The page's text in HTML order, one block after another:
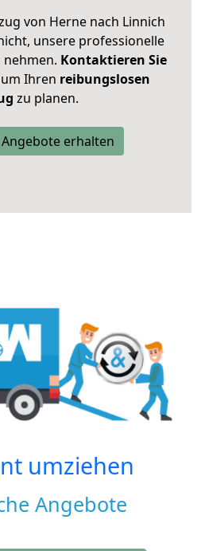
von Herne nach Linnich
unsere professionelle
nehmen. Kontaktieren Sie
Ihren reibungslosen
zu planen.
erhalten
umziehen
Angebote